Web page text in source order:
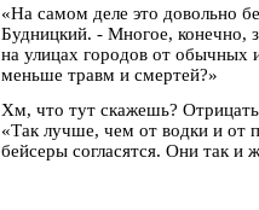
«На самом деле это довольно
Будницкий. - Многое, конечно,
на улицах городов от обычных
меньше травм и смертей?»
Хм, что тут скажешь?
«Так лучше, чем от водки и от
бейсеры согласятся. Они так